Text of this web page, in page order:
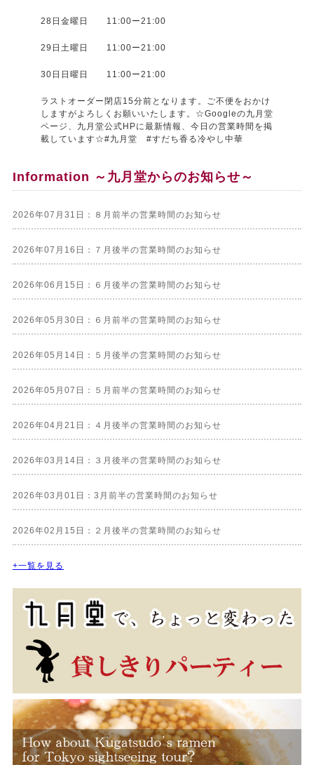
28日金曜日 11:00ー21:00
29日土曜日 11:00ー21:00
30日日曜日 11:00ー21:00
ラストオーダー閉店15分前となります。ご不便をおかけ
しますがよろしくお願いいたします。☆Googleの九月堂
ページ、九月堂公式HPに最新情報、今日の営業時間を掲
載しています☆#九月堂 #すだち香る冷やし中華
Information ～九月堂からのお知らせ～
2026年07月31日：８月前半の営業時間のお知らせ
2026年07月16日：７月後半の営業時間のお知らせ
2026年06月15日：６月後半の営業時間のお知らせ
2026年05月30日：６月前半の営業時間のお知らせ
2026年05月14日：５月後半の営業時間のお知らせ
2026年05月07日：５月前半の営業時間のお知らせ
2026年04月21日：４月後半の営業時間のお知らせ
2026年03月14日：３月後半の営業時間のお知らせ
2026年03月01日：3月前半の営業時間のお知らせ
2026年02月15日：２月後半の営業時間のお知らせ
+一覧を見る